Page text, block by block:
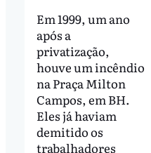
Em 1999, um ano
após a
privatização,
houve um incêndio
na Praça Milton
Campos, em BH.
Eles já haviam
demitido os
trabalhadores